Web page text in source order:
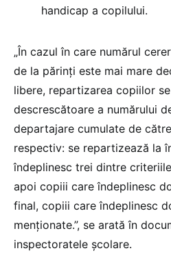
handicap a copilului.
„În cazul în care numărul
de la părinți este mai mare
libere, repartizarea copiilor
descrescătoare a numărului
departajare cumulate de
respectiv: se repartizează la
îndeplinesc trei dintre
apoi copiii care îndeplinesc
final, copiii care îndeplinesc
menționate.”, se arată în
inspectoratele școlare.